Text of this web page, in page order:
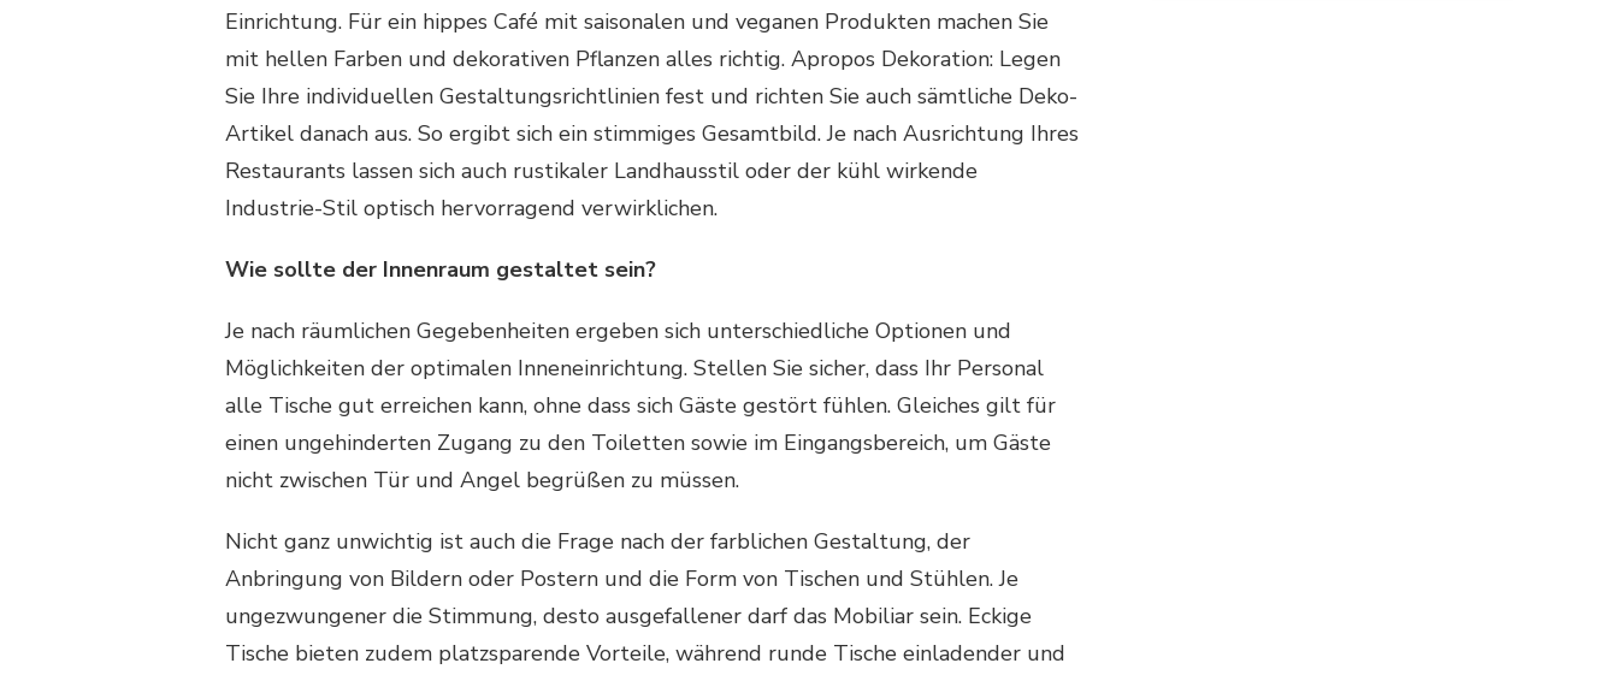
Einrichtung. Für ein hippes Café mit saisonalen und veganen Produkten machen Sie
mit hellen Farben und dekorativen Pflanzen alles richtig. Apropos Dekoration: Legen
Sie Ihre individuellen Gestaltungsrichtlinien fest und richten Sie auch sämtliche Deko-
Artikel danach aus. So ergibt sich ein stimmiges Gesamtbild. Je nach Ausrichtung Ihres
Restaurants lassen sich auch rustikaler Landhausstil oder der kühl wirkende
Industrie-Stil optisch hervorragend verwirklichen.
Wie sollte der Innenraum gestaltet sein?
Je nach räumlichen Gegebenheiten ergeben sich unterschiedliche Optionen und
Möglichkeiten der optimalen Inneneinrichtung. Stellen Sie sicher, dass Ihr Personal
alle Tische gut erreichen kann, ohne dass sich Gäste gestört fühlen. Gleiches gilt für
einen ungehinderten Zugang zu den Toiletten sowie im Eingangsbereich, um Gäste
nicht zwischen Tür und Angel begrüßen zu müssen.
Nicht ganz unwichtig ist auch die Frage nach der farblichen Gestaltung, der
Anbringung von Bildern oder Postern und die Form von Tischen und Stühlen. Je
ungezwungener die Stimmung, desto ausgefallener darf das Mobiliar sein. Eckige
Tische bieten zudem platzsparende Vorteile, während runde Tische einladender und